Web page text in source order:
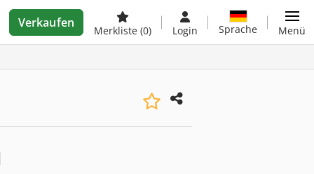
Verkaufen
Merkliste (0) Login Sprache Menü